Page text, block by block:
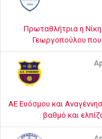
Πρωταθλήτρια η
Γεωργοπούλου
ΑΕ Ευόσμου και
βαθμό και